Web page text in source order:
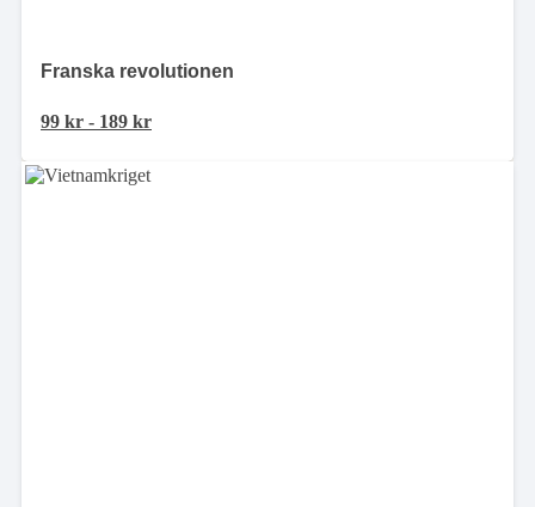
Franska revolutionen
99 kr - 189 kr